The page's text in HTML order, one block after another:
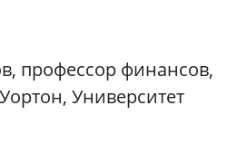
профессор финансов,
Университет